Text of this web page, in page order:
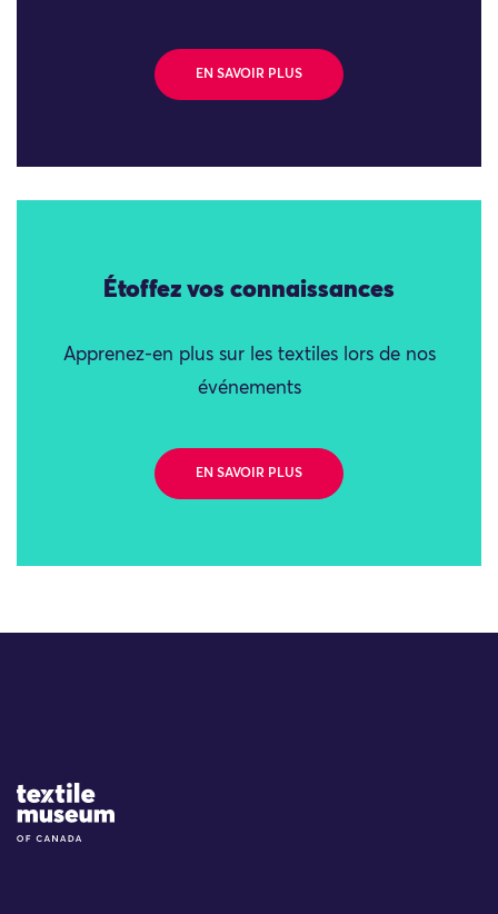
EN SAVOIR PLUS
Étoffez vos connaissances
Apprenez-en plus sur les textiles lors de nos
événements
EN SAVOIR PLUS
Site Logo